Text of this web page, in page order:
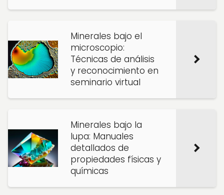
Minerales bajo el
microscopio:
Técnicas de análisis
y reconocimiento en
seminario virtual
Minerales bajo la
lupa: Manuales
detallados de
propiedades físicas y
químicas